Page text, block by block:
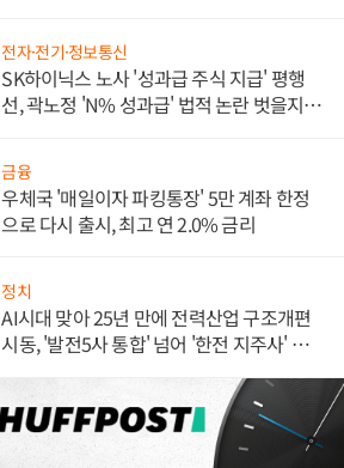
전자·전기·정보통신
SK하이닉스 노사 '성과급 주식 지급' 평행
선, 곽노정 'N% 성과급' 법적 논란 벗을지 주
금융
우체국 '매일이자 파킹통장' 5만 계좌 한정
으로 다시 출시, 최고 연 2.0% 금리
정치
AI시대 맞아 25년 만에 전력산업 구조개편
시동, '발전5사 통합' 넘어 '한전 지주사' 재편